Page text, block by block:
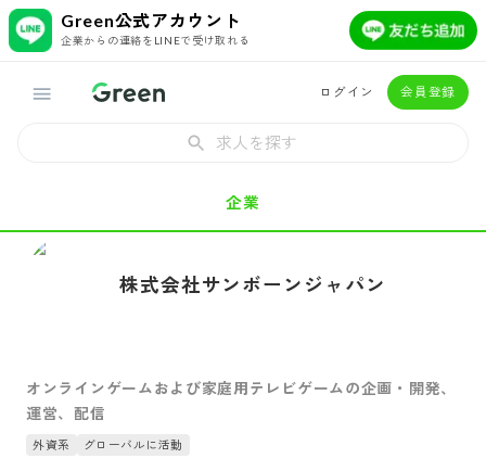
Green公式アカウント
企業からの連絡をLINEで受け取れる
ログイン 会員登録
求人を探す
企業
株式会社サンボーンジャパン
オンラインゲームおよび家庭用テレビゲームの企画・開発、
運営、配信
外資系 グローバルに活動